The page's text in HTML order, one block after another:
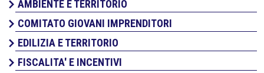
AMBIENTE E TERRITORIO
COMITATO GIOVANI IMPRENDITORI
EDILIZIA E TERRITORIO
FISCALITA' E INCENTIVI